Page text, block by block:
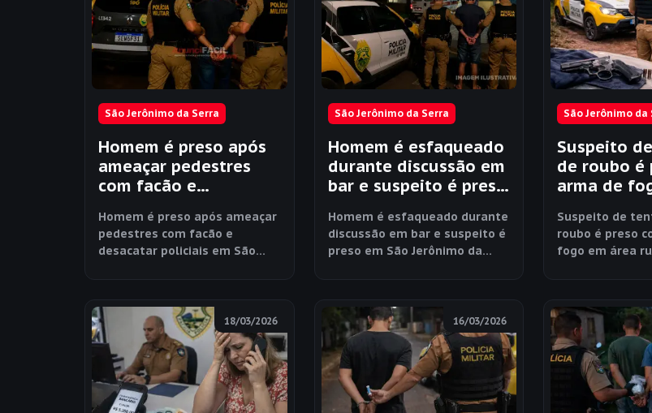
São Jerônimo da Serra
Homem é preso após
ameaçar pedestres
com facão e
São Jerônimo da Serra
Homem é preso após ameaçar
pedestres com facão e
desacatar policiais em São
São Jerônimo da Serra
Homem é esfaqueado
durante discussão em
bar e suspeito é preso
Serra
Homem é esfaqueado durante
discussão em bar e suspeito é
preso em São Jerônimo da
São Jerônimo da
Suspeito
de roubo é
arma de
da Serra
Suspeito de
roubo é preso
fogo em área
18/03/2026 16/03/2026